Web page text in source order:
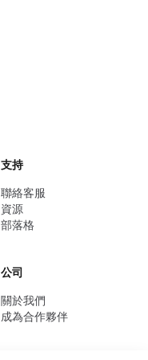
支持
聯絡客服
資源
部落格
公司
關於我們
成為合作夥伴